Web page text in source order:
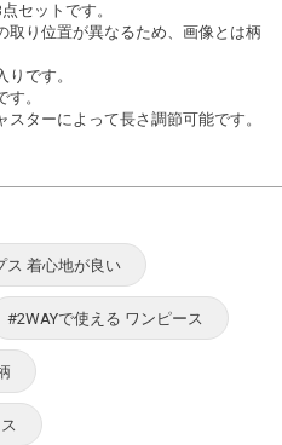
セットです。
り位置が異なるため、画像とは柄
です。
。
ターによって長さ調節可能です。
ス 着心地が良い
#2WAYで使える ワンピース